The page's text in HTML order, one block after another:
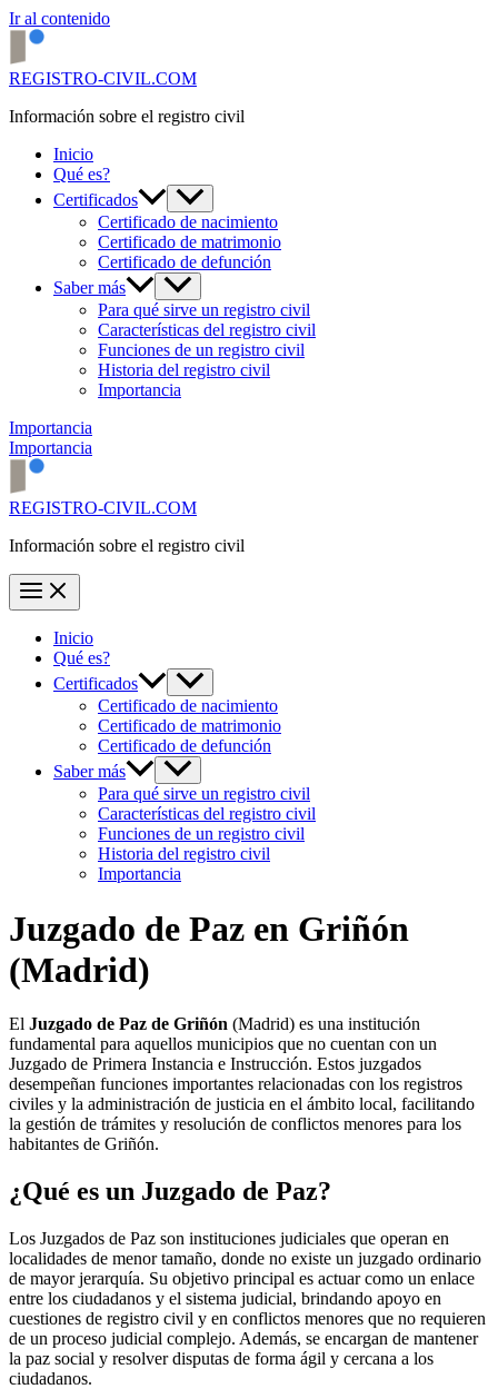
Ir al contenido
REGISTRO-CIVIL.COM
Información sobre el registro civil
Inicio
Qué es?
Certificados
Certificado de nacimiento
Certificado de matrimonio
Certificado de defunción
Saber más
Para qué sirve un registro civil
Características del registro civil
Funciones de un registro civil
Historia del registro civil
Importancia
Importancia
Importancia
REGISTRO-CIVIL.COM
Información sobre el registro civil
Inicio
Qué es?
Certificados
Certificado de nacimiento
Certificado de matrimonio
Certificado de defunción
Saber más
Para qué sirve un registro civil
Características del registro civil
Funciones de un registro civil
Historia del registro civil
Importancia
Juzgado de Paz en Griñón
(Madrid)
El Juzgado de Paz de Griñón (Madrid) es una institución
fundamental para aquellos municipios que no cuentan con un
Juzgado de Primera Instancia e Instrucción. Estos juzgados
desempeñan funciones importantes relacionadas con los registros
civiles y la administración de justicia en el ámbito local, facilitando
la gestión de trámites y resolución de conflictos menores para los
habitantes de Griñón.
¿Qué es un Juzgado de Paz?
Los Juzgados de Paz son instituciones judiciales que operan en
localidades de menor tamaño, donde no existe un juzgado ordinario
de mayor jerarquía. Su objetivo principal es actuar como un enlace
entre los ciudadanos y el sistema judicial, brindando apoyo en
cuestiones de registro civil y en conflictos menores que no requieren
de un proceso judicial complejo. Además, se encargan de mantener
la paz social y resolver disputas de forma ágil y cercana a los
ciudadanos.